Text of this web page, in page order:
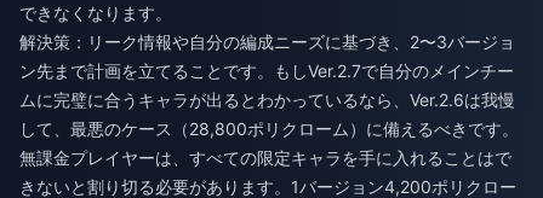
できなくなります。
解決策：リーク情報や自分の編成ニーズに基づき、2〜3バージョ
ン先まで計画を立てることです。もしVer.2.7で自分のメインチー
ムに完璧に合うキャラが出るとわかっているなら、Ver.2.6は我慢
して、最悪のケース（28,800ポリクローム）に備えるべきです。
無課金プレイヤーは、すべての限定キャラを手に入れることはで
きないと割り切る必要があります。1バージョン4,200ポリクロー